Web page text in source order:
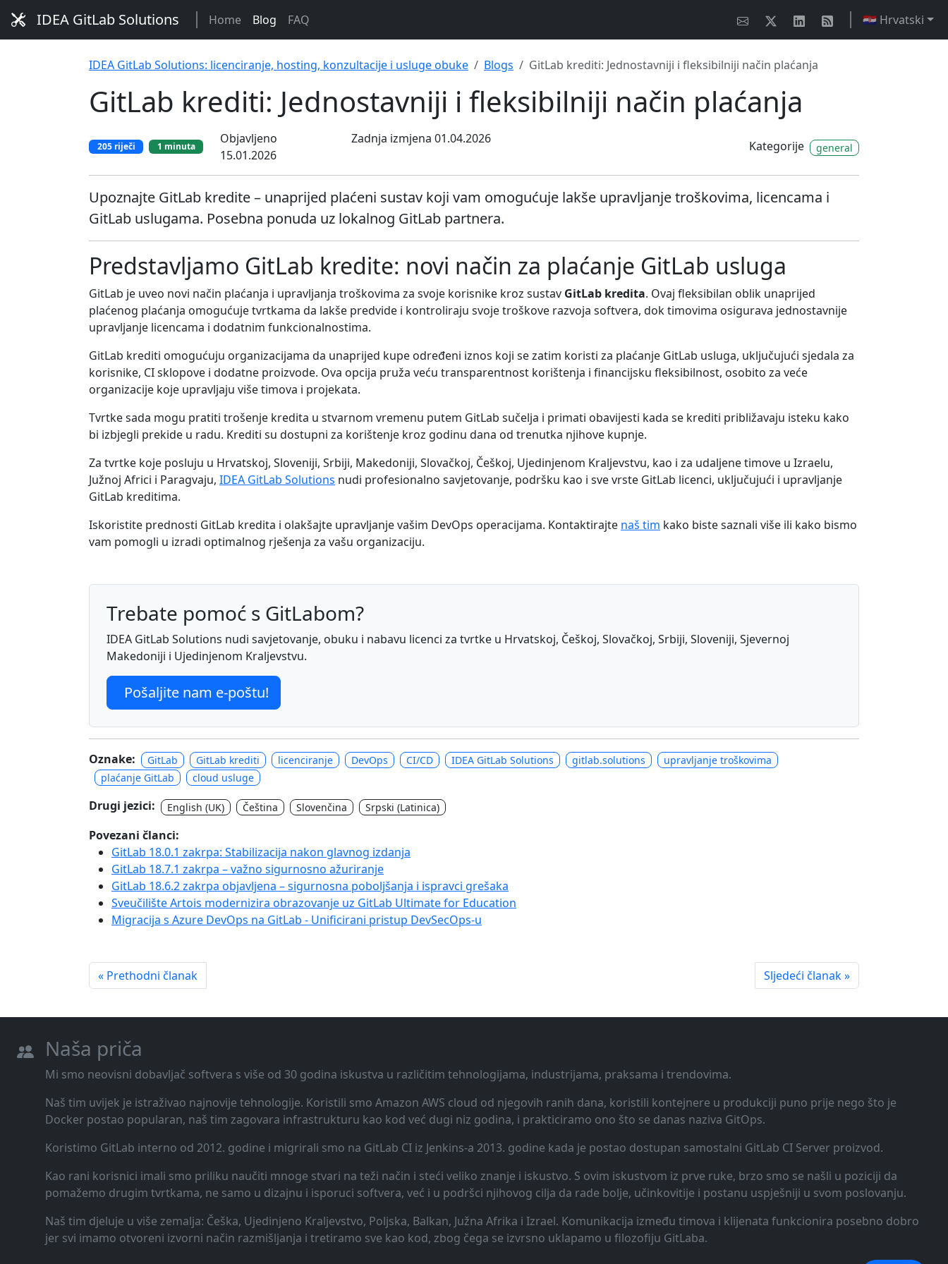
IDEA GitLab Solutions Home Blog FAQ 🇭🇷 Hrvatski
IDEA GitLab Solutions: licenciranje, hosting, konzultacije i usluge obuke Blogs GitLab krediti: Jednostavniji i fleksibilniji način plaćanja
GitLab krediti: Jednostavniji i fleksibilniji način plaćanja
205 riječi 1 minuta
Objavljeno
15.01.2026
Zadnja izmjena 01.04.2026
Kategorije general
Upoznajte GitLab kredite – unaprijed plaćeni sustav koji vam omogućuje lakše upravljanje troškovima, licencama i
GitLab uslugama. Posebna ponuda uz lokalnog GitLab partnera.
Predstavljamo GitLab kredite: novi način za plaćanje GitLab usluga
GitLab je uveo novi način plaćanja i upravljanja troškovima za svoje korisnike kroz sustav GitLab kredita. Ovaj fleksibilan oblik unaprijed
plaćenog plaćanja omogućuje tvrtkama da lakše predvide i kontroliraju svoje troškove razvoja softvera, dok timovima osigurava jednostavnije
upravljanje licencama i dodatnim funkcionalnostima.
GitLab krediti omogućuju organizacijama da unaprijed kupe određeni iznos koji se zatim koristi za plaćanje GitLab usluga, uključujući sjedala za
korisnike, CI sklopove i dodatne proizvode. Ova opcija pruža veću transparentnost korištenja i financijsku fleksibilnost, osobito za veće
organizacije koje upravljaju više timova i projekata.
Tvrtke sada mogu pratiti trošenje kredita u stvarnom vremenu putem GitLab sučelja i primati obavijesti kada se krediti približavaju isteku kako
bi izbjegli prekide u radu. Krediti su dostupni za korištenje kroz godinu dana od trenutka njihove kupnje.
Za tvrtke koje posluju u Hrvatskoj, Sloveniji, Srbiji, Makedoniji, Slovačkoj, Češkoj, Ujedinjenom Kraljevstvu, kao i za udaljene timove u Izraelu,
Južnoj Africi i Paragvaju, IDEA GitLab Solutions nudi profesionalno savjetovanje, podršku kao i sve vrste GitLab licenci, uključujući i upravljanje
GitLab kreditima.
Iskoristite prednosti GitLab kredita i olakšajte upravljanje vašim DevOps operacijama. Kontaktirajte naš tim kako biste saznali više ili kako bismo
vam pomogli u izradi optimalnog rješenja za vašu organizaciju.
Trebate pomoć s GitLabom?
IDEA GitLab Solutions nudi savjetovanje, obuku i nabavu licenci za tvrtke u Hrvatskoj, Češkoj, Slovačkoj, Srbiji, Sloveniji, Sjevernoj
Makedoniji i Ujedinjenom Kraljevstvu.
Pošaljite nam e-poštu!
Oznake: GitLab GitLab krediti licenciranje DevOps CI/CD IDEA GitLab Solutions gitlab.solutions
upravljanje troškovima
plaćanje GitLab
cloud usluge
Drugi jezici: English (UK) Čeština Slovenčina Srpski (Latinica)
Povezani članci:
GitLab 18.0.1 zakrpa: Stabilizacija nakon glavnog izdanja
GitLab 18.7.1 zakrpa – važno sigurnosno ažuriranje
GitLab 18.6.2 zakrpa objavljena – sigurnosna poboljšanja i ispravci grešaka
Sveučilište Artois modernizira obrazovanje uz GitLab Ultimate for Education
Migracija s Azure DevOps na GitLab - Unificirani pristup DevSecOps-u
« Prethodni članak Sljedeći članak »
Naša priča
Mi smo neovisni dobavljač softvera s više od 30 godina iskustva u različitim tehnologijama, industrijama, praksama i trendovima.
Naš tim uvijek je istraživao najnovije tehnologije. Koristili smo Amazon AWS cloud od njegovih ranih dana, koristili kontejnere u produkciji puno prije nego što je
Docker postao popularan, naš tim zagovara infrastrukturu kao kod već dugi niz godina, i prakticiramo ono što se danas naziva GitOps.
Koristimo GitLab interno od 2012. godine i migrirali smo na GitLab CI iz Jenkins-a 2013. godine kada je postao dostupan samostalni GitLab CI Server proizvod.
Kao rani korisnici imali smo priliku naučiti mnoge stvari na teži način i steći veliko znanje i iskustvo. S ovim iskustvom iz prve ruke, brzo smo se našli u poziciji da
pomažemo drugim tvrtkama, ne samo u dizajnu i isporuci softvera, već i u podršci njihovog cilja da rade bolje, učinkovitije i postanu uspješniji u svom poslovanju.
Naš tim djeluje u više zemalja: Češka, Ujedinjeno Kraljevstvo, Poljska, Balkan, Južna Afrika i Izrael. Komunikacija između timova i klijenata funkcionira posebno dobro
jer svi imamo otvoreni izvorni način razmišljanja i tretiramo sve kao kod, zbog čega se izvrsno uklapamo u filozofiju GitLaba.